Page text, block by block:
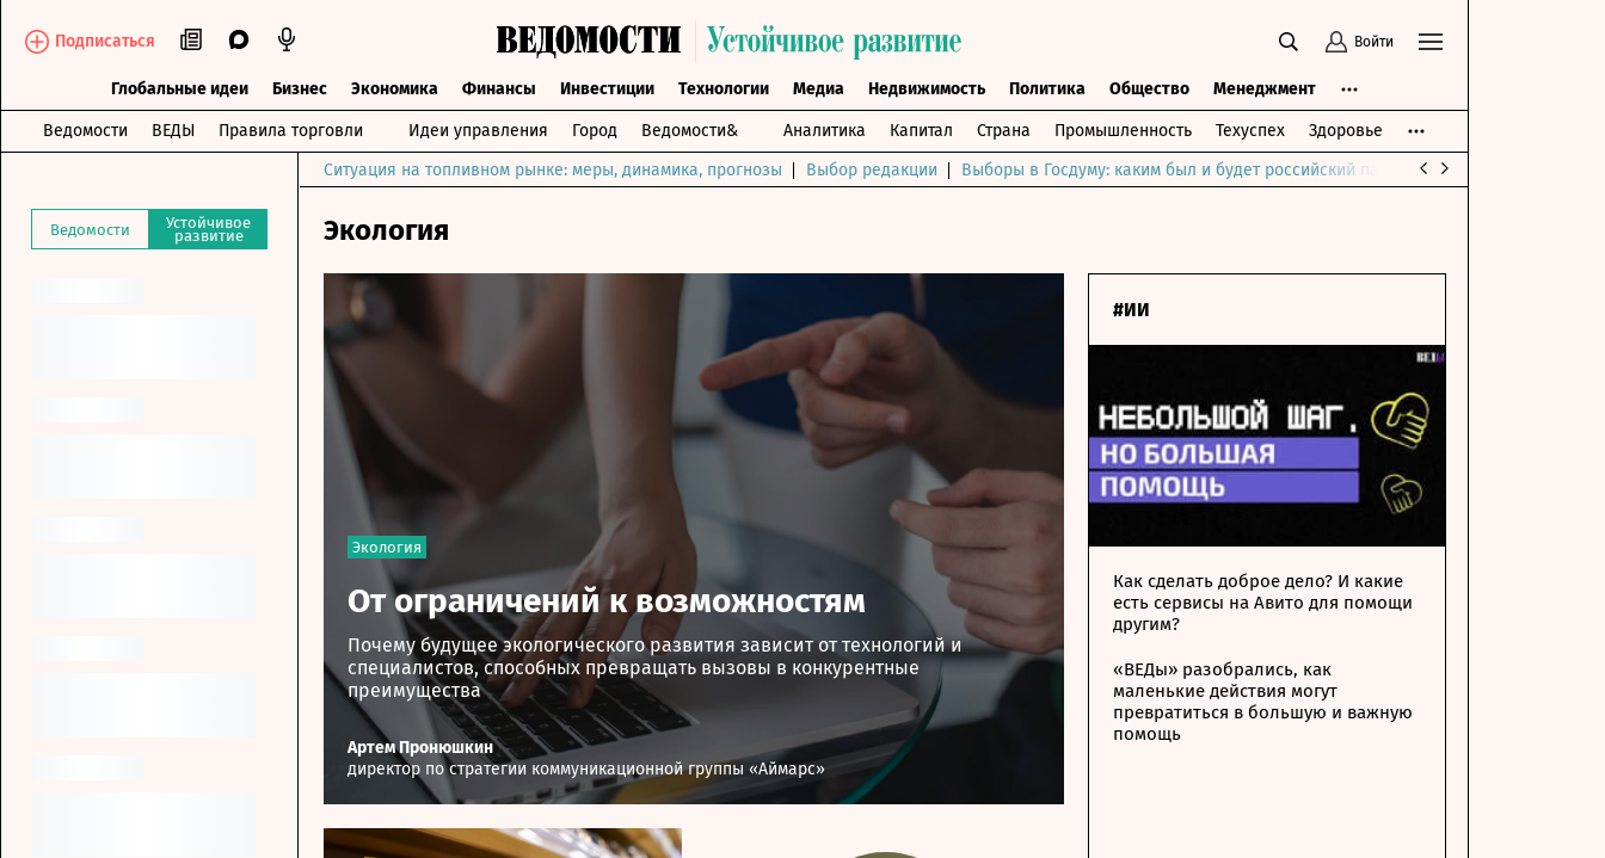
Подписаться Войти
Глобальные идеи Бизнес Экономика Финансы Инвестиции Технологии Медиа Недвижимость Политика Общество Менеджмент
Ведомости ВЕДЫ Правила торговли Идеи управления Город Ведомости& Аналитика Капитал Страна Промышленность Техуспех Здоровье
Ведомости Устойчивое
развитие
Ситуация на топливном рынке: меры, динамика, прогнозы Выбор редакции Выборы в Госдуму: каким был и будет российский парламент
Экология
Экология
От ограничений к возможностям
Почему будущее экологического развития зависит от технологий и
специалистов, способных превращать вызовы в конкурентные
преимущества
Артем Пронюшкин
директор по стратегии коммуникационной группы «Аймарс»
#ИИ
Как сделать доброе дело? И какие
есть сервисы на Авито для помощи
другим?
«ВЕДы» разобрались, как
маленькие действия могут
превратиться в большую и важную
помощь